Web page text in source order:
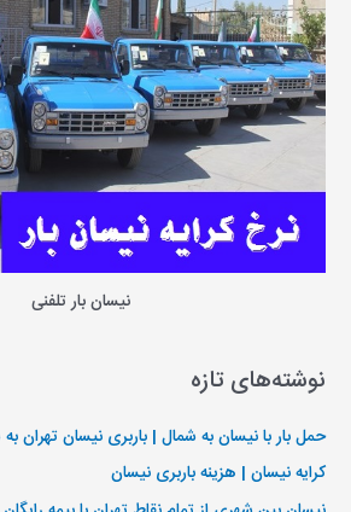
نیسان بار تلفنی
نوشته‌های تازه
حمل بار با نیسان به شمال | باربری نیسان تهران
کرایه نیسان | هزینه باربری نیسان